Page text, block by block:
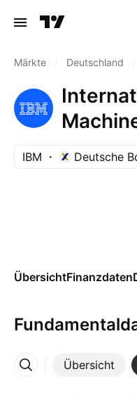
Märkte Deutschland
IBM Deutsche
ÜbersichtFinanzdaten
Übersicht
Mehr